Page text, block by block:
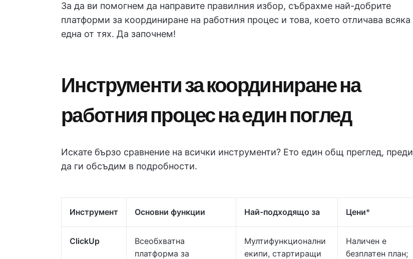
За да ви помогнем да направите правилния избор, събрахме най-добрите
платформи за координиране на работния процес и това, което отличава всяка
една от тях. Да започнем!
Инструменти за координиране на
работния процес на един поглед
Искате бързо сравнение на всички инструменти? Ето един общ преглед, преди
да ги обсъдим в подробности.
Инструмент Основни функции Най-подходящо за Цени*
ClickUp
Всеобхватна
платформа за
Мултифункционални
екипи, стартиращи
Наличен е
безплатен план;